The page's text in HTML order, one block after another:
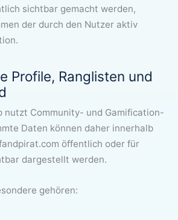
sichtbar gemacht werden,
der durch den Nutzer aktiv
Profile, Ranglisten und
nutzt Community- und Gamification-
Daten können daher innerhalb
öffentlich oder für
dargestellt werden.
gehören: